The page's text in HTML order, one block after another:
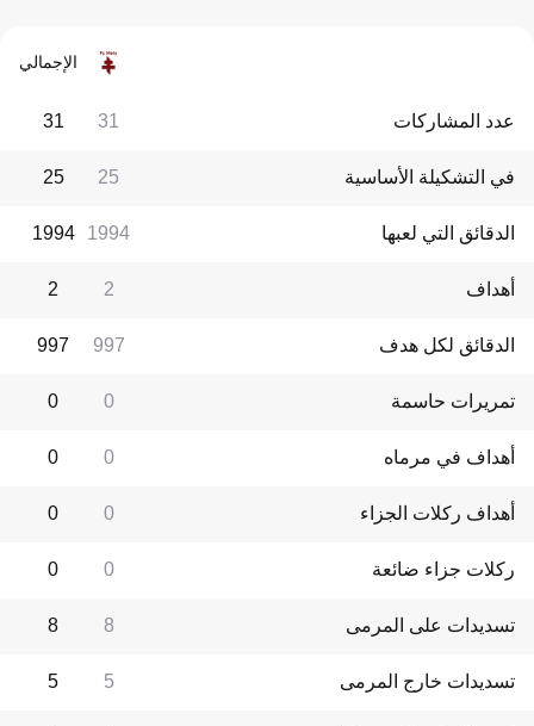
الإجمالي
عدد المشاركات 31
31
في التشكيلة الأساسية 25
25
الدقائق التي لعبها 1994
1994
أهداف 2
2
الدقائق لكل هدف 997
997
تمريرات حاسمة 0
0
أهداف في مرماه 0
0
أهداف ركلات الجزاء 0
0
ركلات جزاء ضائعة 0
0
تسديدات على المرمى 8
8
تسديدات خارج المرمى 5
5